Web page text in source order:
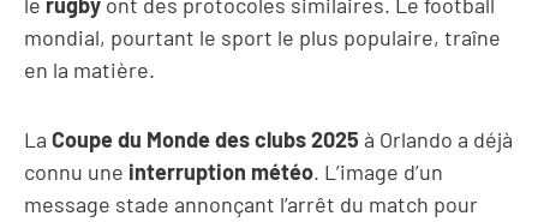
mondial, pourtant le sport le plus populaire, traîne
en la matière.
La Coupe du Monde des clubs 2025 à Orlando a déjà
connu une interruption météo. L’image d’un
message stade annonçant l’arrêt du match pour